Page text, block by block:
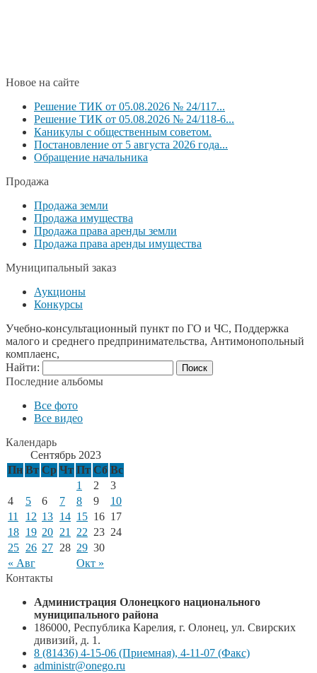
Новое на сайте
Решение ТИК от 05.08.2026 № 24/117...
Решение ТИК от 05.08.2026 № 24/118-6...
Каникулы с общественным советом.
Постановление от 5 августа 2026 года...
Обращение начальника
Продажа
Продажа земли
Продажа имущества
Продажа права аренды земли
Продажа права аренды имущества
Муниципальный заказ
Аукционы
Конкурсы
Учебно-консультационный пункт по ГО и ЧС, Поддержка
малого и среднего предпринимательства, Антимонопольный
комплаенс,
Найти:
Последние альбомы
Все фото
Все видео
Календарь
Сентябрь 2023
Пн Вт Ср Чт Пт Сб Вс
« Авг Окт »
1 2
3
4
5 6 7 8 9
10
11
12 13 14 15 16 17
18 19 20 21 22 23 24
25 26 27 28 29 30
Контакты
Администрация Олонецкого национального
муниципального района
186000, Республика Карелия, г. Олонец, ул. Свирских
дивизий, д. 1.
8 (81436) 4-15-06 (Приемная), 4-11-07 (Факс)
administr@onego.ru